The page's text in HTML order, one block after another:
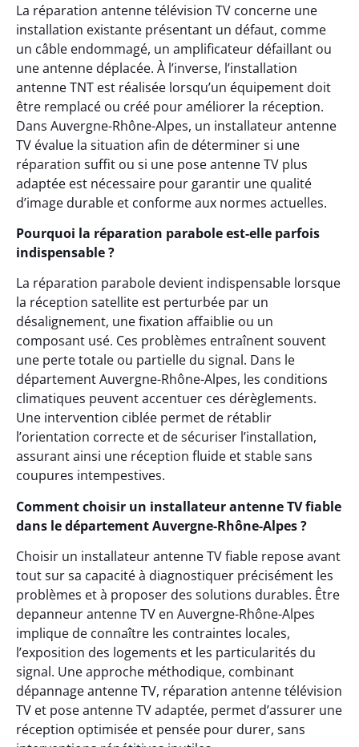
La réparation antenne télévision TV concerne une
installation existante présentant un défaut, comme
un câble endommagé, un amplificateur défaillant ou
une antenne déplacée. À l’inverse, l’installation
antenne TNT est réalisée lorsqu’un équipement doit
être remplacé ou créé pour améliorer la réception.
Dans Auvergne-Rhône-Alpes, un installateur antenne
TV évalue la situation afin de déterminer si une
réparation suffit ou si une pose antenne TV plus
adaptée est nécessaire pour garantir une qualité
d’image durable et conforme aux normes actuelles.
Pourquoi la réparation parabole est-elle parfois
indispensable ?
La réparation parabole devient indispensable lorsque
la réception satellite est perturbée par un
désalignement, une fixation affaiblie ou un
composant usé. Ces problèmes entraînent souvent
une perte totale ou partielle du signal. Dans le
département Auvergne-Rhône-Alpes, les conditions
climatiques peuvent accentuer ces dérèglements.
Une intervention ciblée permet de rétablir
l’orientation correcte et de sécuriser l’installation,
assurant ainsi une réception fluide et stable sans
coupures intempestives.
Comment choisir un installateur antenne TV fiable
dans le département Auvergne-Rhône-Alpes ?
Choisir un installateur antenne TV fiable repose avant
tout sur sa capacité à diagnostiquer précisément les
problèmes et à proposer des solutions durables. Être
depanneur antenne TV en Auvergne-Rhône-Alpes
implique de connaître les contraintes locales,
l’exposition des logements et les particularités du
signal. Une approche méthodique, combinant
dépannage antenne TV, réparation antenne télévision
TV et pose antenne TV adaptée, permet d’assurer une
réception optimisée et pensée pour durer, sans